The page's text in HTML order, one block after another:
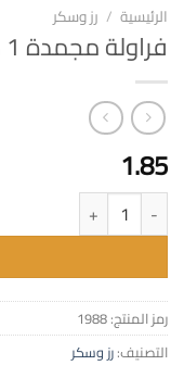
الرئيسية / رز وسكر
فراولة مجمدة 1 كيلو
1.85
كمية فراولة مجمدة 1 كيلو
رمز المنتج:1988
التصنيف:رز وسكر